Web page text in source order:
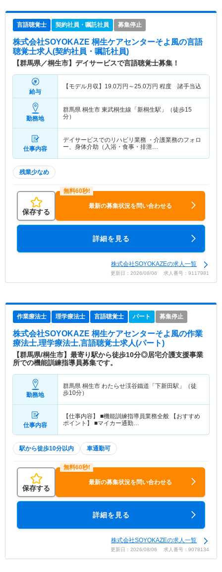
言語聴覚士 契約社員・嘱託社員 募集停止
株式会社SOYOKAZE 桐生ケアセンターそよ風の言語
聴覚士求人(契約社員・嘱託社員)
【群馬県／桐生市】デイサービスで言語聴覚士募集！
給与
【モデル月収】 19.0万円～25.0万円 程度 諸手当込
勤務地
群馬県 桐生市 東武桐生線「新桐生駅」（徒歩15
分）
仕事内容
デイサービスでのリハビリ業務 ・介護業務のフォロ
ー、身体介助（入浴・食事・排泄…
残業少なめ
保存する
最新の募集状況を問い合わせる
詳細を見る
株式会社SOYOKAZEの求人一覧
更新日：2026/08/06 求人番号：9117981
作業療法士 理学療法士 言語聴覚士 パート 募集停止
株式会社SOYOKAZE 桐生ケアセンターそよ風の作業
療法士,理学療法士,言語聴覚士求人(パート)
【群馬県/桐生市】最寄り駅から徒歩10分◎居宅介護支援事業
所での機能訓練指導員募集です。
勤務地
群馬県 桐生市 わたらせ渓谷鐵道「下新田駅」（徒
歩10分）
仕事内容
【仕事内容】 ■機能訓練指導員業務全般 【おすすめ
ポイント】 ■マイカー通勤…
駅から徒歩10分以内 車通勤可
保存する
最新の募集状況を問い合わせる
詳細を見る
株式会社SOYOKAZEの求人一覧
更新日：2026/08/06 求人番号：9078134